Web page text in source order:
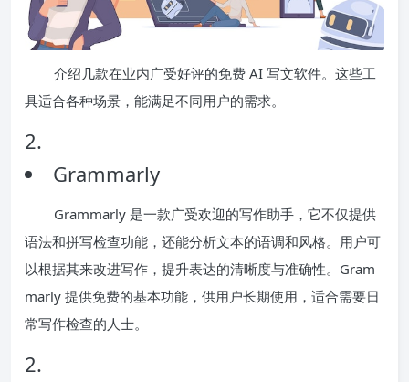
介绍几款在业内广受好评的免费 AI 写文软件。这些工
具适合各种场景，能满足不同用户的需求。
2.
Grammarly
Grammarly 是一款广受欢迎的写作助手，它不仅提供
语法和拼写检查功能，还能分析文本的语调和风格。用户可
以根据其来改进写作，提升表达的清晰度与准确性。Gram
marly 提供免费的基本功能，供用户长期使用，适合需要日
常写作检查的人士。
2.